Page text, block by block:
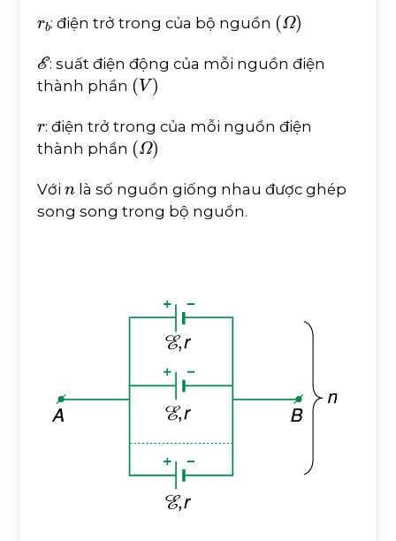
: điện trở trong của bộ nguồn (Ω)
E: suất điện động của mỗi nguồn điện
thành phần (V)
: điện trở trong của mỗi nguồn điện
thành phần (Ω)
Với
là số nguồn giống nhau được ghép
song song trong bộ nguồn.